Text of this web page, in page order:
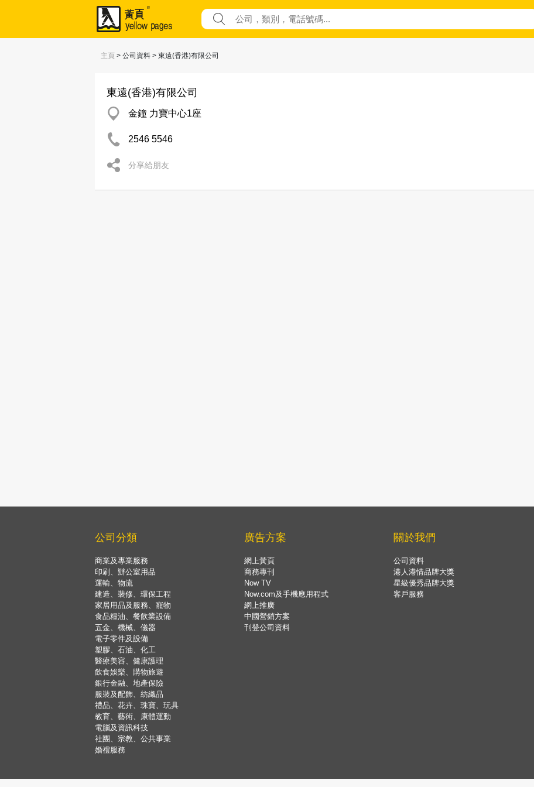
主頁 > 公司資料 > 東遠(香港)有限公司
東遠(香港)有限公司
金鐘 力寶中心1座
2546 5546
分享給朋友
公司分類
商業及專業服務
印刷、辦公室用品
運輸、物流
建造、裝修、環保工程
家居用品及服務、寵物
食品糧油、餐飲業設備
五金、機械、儀器
電子零件及設備
塑膠、石油、化工
醫療美容、健康護理
飲食娛樂、購物旅遊
銀行金融、地產保險
服裝及配飾、紡織品
禮品、花卉、珠寶、玩具
教育、藝術、康體運動
電腦及資訊科技
社團、宗教、公共事業
婚禮服務
廣告方案
網上黃頁
商務專刊
Now TV
Now.com及手機應用程式
網上推廣
中國營銷方案
刊登公司資料
關於我們
公司資料
港人港情品牌大獎
星級優秀品牌大獎
客戶服務